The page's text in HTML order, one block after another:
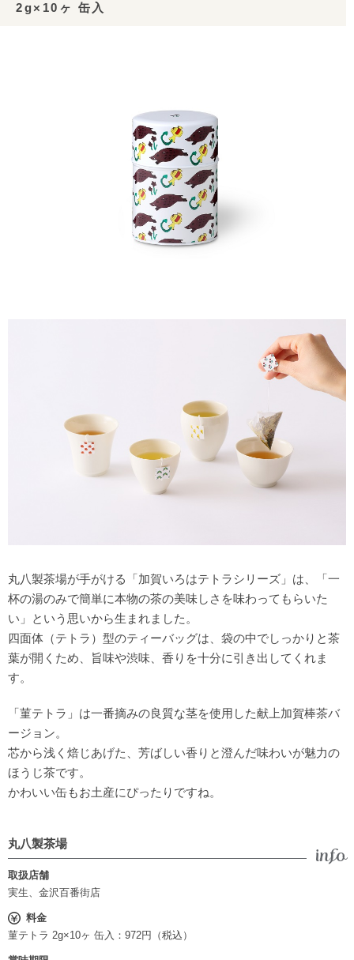
2g×10ヶ 缶入
丸八製茶場が手がける「加賀いろはテトラシリーズ」は、「一
杯の湯のみで簡単に本物の茶の美味しさを味わってもらいた
い」という思いから生まれました。
四面体（テトラ）型のティーバッグは、袋の中でしっかりと茶
葉が開くため、旨味や渋味、香りを十分に引き出してくれま
す。
「菫テトラ」は一番摘みの良質な茎を使用した献上加賀棒茶バ
ージョン。
芯から浅く焙じあげた、芳ばしい香りと澄んだ味わいが魅力の
ほうじ茶です。
かわいい缶もお土産にぴったりですね。
丸八製茶場
取扱店舗
実生、金沢百番街店
料金
菫テトラ 2g×10ヶ 缶入：972円（税込）